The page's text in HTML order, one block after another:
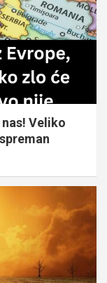
Veliko